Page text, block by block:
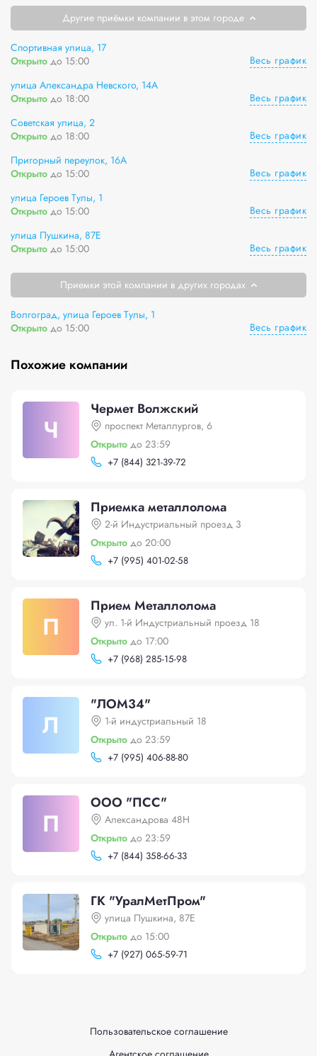
Другие приёмки компании в этом городе
Спортивная улица, 17
Открыто до 15:00
Весь график
улица Александра Невского, 14А
Открыто до 18:00
Весь график
Советская улица, 2
Открыто до 18:00
Весь график
Пригорный переулок, 16А
Открыто до 15:00
Весь график
улица Героев Тулы, 1
Открыто до 15:00
Весь график
улица Пушкина, 87Е
Открыто до 15:00 Весь график
Приемки этой компании в других городах
Волгоград, улица Героев Тулы, 1
Открыто до 15:00 Весь график
Похожие компании
Ч
Чермет Волжский
проспект Металлургов, 6
Открыто до 23:59
+7 (844) 321-39-72
Приемка металлолома
2-й Индустриальный проезд 3
Открыто до 20:00
+7 (995) 401-02-58
П
Прием Металлолома
ул. 1-й Индустриальный проезд 18
Открыто до 17:00
+7 (968) 285-15-98
Л
"ЛОМ34"
1-й индустриальный 18
Открыто до 23:59
+7 (995) 406-88-80
П
ООО "ПСС"
Александрова 48Н
Открыто до 23:59
+7 (844) 358-66-33
ГК "УралМетПром"
улица Пушкина, 87Е
Открыто до 15:00
+7 (927) 065-59-71
Пользовательское соглашение